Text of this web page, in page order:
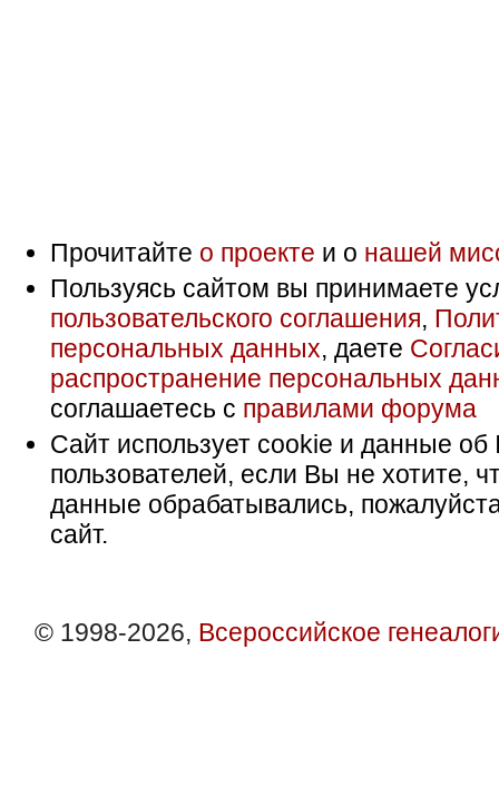
Прочитайте о проекте и о нашей
Пользуясь сайтом вы принимаете
пользовательского соглашения,
персональных данных, даете
распространение персональных
соглашаетесь с правилами форума
Сайт использует cookie и данные об
пользователей, если Вы не хотите,
данные обрабатывались,
сайт.
© 1998-2026, Всероссийское